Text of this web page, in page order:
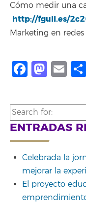
Cómo medir una
http://fgull.es/
Marketing en redes
Search
for:
ENTRADAS
Celebrada la
mejorar la
El proyecto